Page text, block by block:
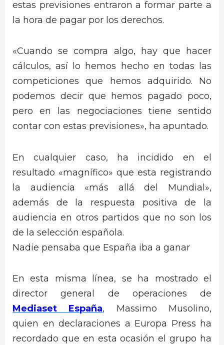
estas previsiones entraron a formar parte a
la hora de pagar por los derechos.
«Cuando se compra algo, hay que hacer
cálculos, así lo hemos hecho en todas las
competiciones que hemos adquirido. No
podemos decir que hemos pagado poco,
pero en las negociaciones tiene sentido
contar con estas previsiones», ha apuntado.
En cualquier caso, ha incidido en el
resultado «magnífico» que esta registrando
la audiencia «más allá del Mundial»,
además de la respuesta positiva de la
audiencia en otros partidos que no son los
de la selección española.
Nadie pensaba que España iba a ganar
En esta misma línea, se ha mostrado el
director general de operaciones de
Mediaset España, Massimo Musolino,
quien en declaraciones a Europa Press ha
recordado que en esta ocasión el grupo ha